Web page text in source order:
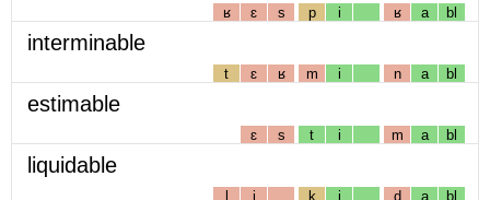
ʁ ɛ s p i ʁ a bl
interminable
t ɛ ʁ m i n a bl
estimable
ɛ s t i m a bl
liquidable
l i k i d a bl